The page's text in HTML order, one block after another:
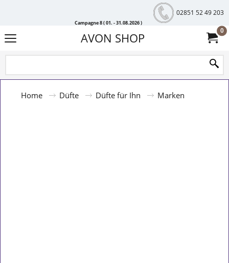
Campagne 8 ( 01. - 31.08.2026 )
02851 52 49 203
AVON SHOP 0
Home Düfte Düfte für Ihn Marken